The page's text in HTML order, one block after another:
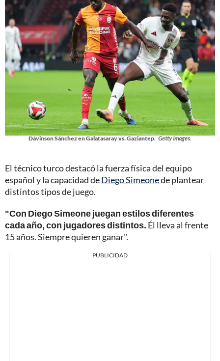
Dávinson Sánchez en Galatasaray vs. Gaziantep. Getty Images.
El técnico turco destacó la fuerza física del equipo
español y la capacidad deDiego Simeonede plantear
distintos tipos de juego.
"Con Diego Simeone juegan estilos diferentes
cada año, con jugadores distintos. Él lleva al frente
15 años. Siempre quieren ganar".
PUBLICIDAD